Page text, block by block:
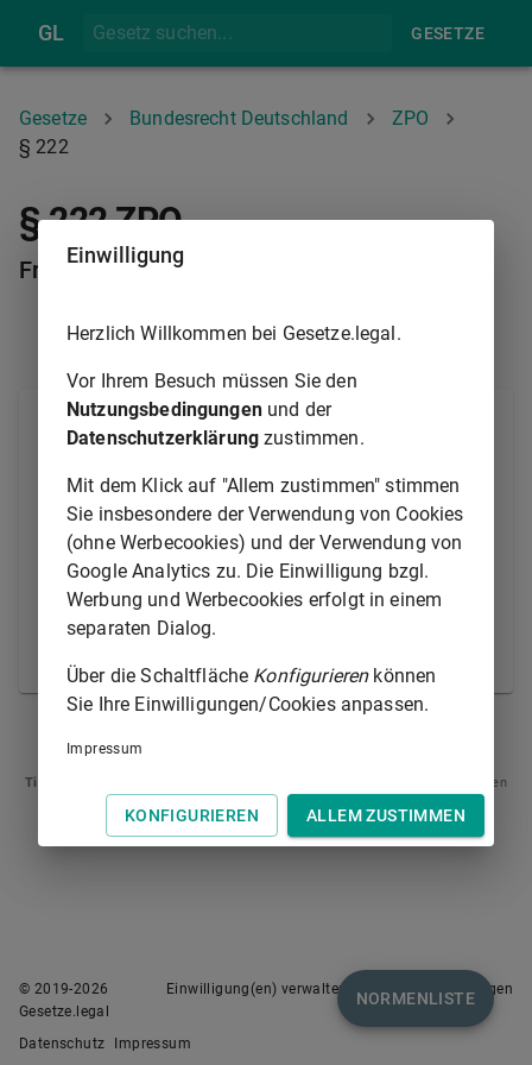
GL GESETZE
Gesetze Bundesrecht Deutschland
ZPO
§ 222
§ 222 ZPO
Fristberechnung
(1) Für die Berechnung der Fristen gelten die
Vorschriften des Bürgerlichen Gesetzbuchs.
(2) Fällt das Ende einer Frist auf einen Sonntag,
einen allgemeinen Feiertag oder einen Sonnabend, so
endet die Frist mit Ablauf des nächsten Werktages.
(3) Bei der Berechnung einer Frist, die nach Stunden
bestimmt ist, werden Sonntage, allgemeine Feiertage
und Sonnabende nicht mitgerechnet.
Tipp
: Swipen Sie auf dem Bildschirm links oder rechts zur Navigation zwischen
Normen.
NORMENLISTE
© 2019-2026
Gesetze.legal
Einwilligung(en) verwalten Nutzungsbedingungen
Datenschutz Impressum
Einwilligung
Herzlich Willkommen bei Gesetze.legal.
Vor Ihrem Besuch müssen Sie den
Nutzungsbedingungenund der
Datenschutzerklärung zustimmen.
Mit dem Klick auf "Allem zustimmen" stimmen
Sie insbesondere der Verwendung von Cookies
(ohne Werbecookies) und der Verwendung von
Google Analytics zu. Die Einwilligung bzgl.
Werbung und Werbecookies erfolgt in einem
separaten Dialog.
Über die Schaltfläche Konfigurierenkönnen
Sie Ihre Einwilligungen/Cookies anpassen.
Impressum
KONFIGURIEREN ALLEM ZUSTIMMEN